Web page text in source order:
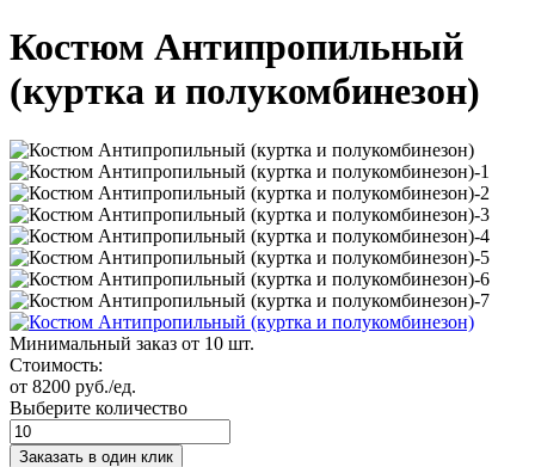
Костюм Антипропильный
(куртка и полукомбинезон)
Минимальный заказ от 10 шт.
Стоимость:
от 8200 руб./ед.
Выберите количество
Заказать в один клик